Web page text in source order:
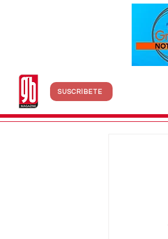
SUSCRÍBETE